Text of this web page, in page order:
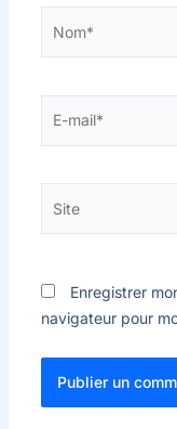
Enregistrer
navigateur pour